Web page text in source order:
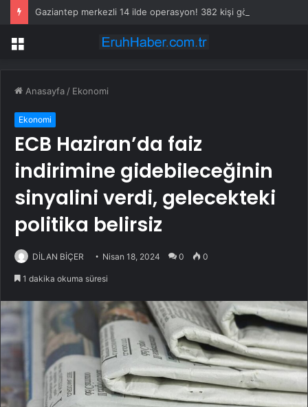
Menü
Anasayfa / Ekonomi
Ekonomi
ECB Haziran’da faiz
indirimine gidebileceğinin
sinyalini verdi, gelecekteki
politika belirsiz
DİLAN BİÇER Nisan 18, 2024 0 0
1 dakika okuma süresi